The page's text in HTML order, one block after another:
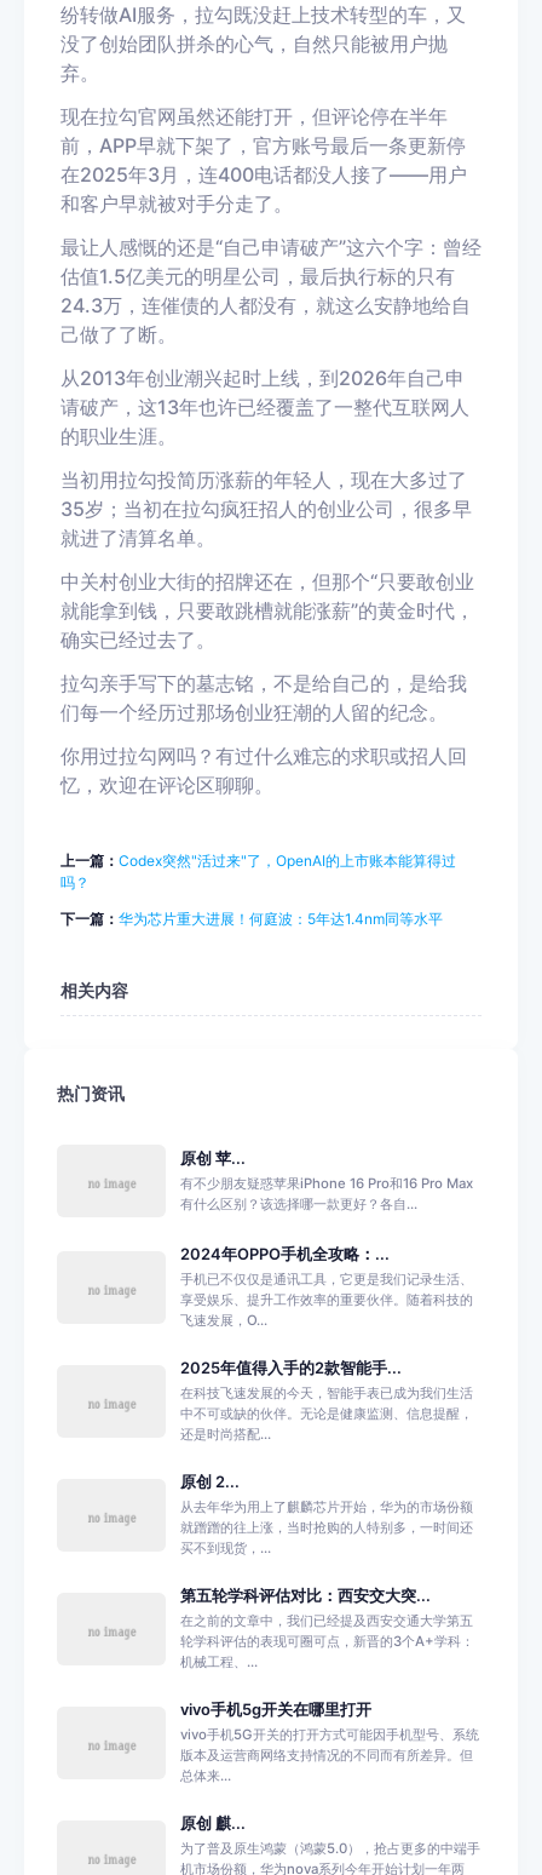
纷转做AI服务，拉勾既没赶上技术转型的车，又
没了创始团队拼杀的心气，自然只能被用户抛
弃。
现在拉勾官网虽然还能打开，但评论停在半年
前，APP早就下架了，官方账号最后一条更新停
在2025年3月，连400电话都没人接了——用户
和客户早就被对手分走了。
最让人感慨的还是“自己申请破产”这六个字：曾经
估值1.5亿美元的明星公司，最后执行标的只有
24.3万，连催债的人都没有，就这么安静地给自
己做了了断。
从2013年创业潮兴起时上线，到2026年自己申
请破产，这13年也许已经覆盖了一整代互联网人
的职业生涯。
当初用拉勾投简历涨薪的年轻人，现在大多过了
35岁；当初在拉勾疯狂招人的创业公司，很多早
就进了清算名单。
中关村创业大街的招牌还在，但那个“只要敢创业
就能拿到钱，只要敢跳槽就能涨薪”的黄金时代，
确实已经过去了。
拉勾亲手写下的墓志铭，不是给自己的，是给我
们每一个经历过那场创业狂潮的人留的纪念。
你用过拉勾网吗？有过什么难忘的求职或招人回
忆，欢迎在评论区聊聊。
上一篇： Codex突然"活过来"了，OpenAI的上市账本能算得过
吗？
下一篇： 华为芯片重大进展！何庭波：5年达1.4nm同等水平
相关内容
热门资讯
原创 苹...
有不少朋友疑惑苹果iPhone 16 Pro和16 Pro Max
有什么区别？该选择哪一款更好？各自...
2024年OPPO手机全攻略：...
手机已不仅仅是通讯工具，它更是我们记录生活、
享受娱乐、提升工作效率的重要伙伴。随着科技的
飞速发展，O...
2025年值得入手的2款智能手...
在科技飞速发展的今天，智能手表已成为我们生活
中不可或缺的伙伴。无论是健康监测、信息提醒，
还是时尚搭配...
原创 2...
从去年华为用上了麒麟芯片开始，华为的市场份额
就蹭蹭的往上涨，当时抢购的人特别多，一时间还
买不到现货，...
第五轮学科评估对比：西安交大突...
在之前的文章中，我们已经提及西安交通大学第五
轮学科评估的表现可圈可点，新晋的3个A+学科：
机械工程、...
vivo手机5g开关在哪里打开
vivo手机5G开关的打开方式可能因手机型号、系统
版本及运营商网络支持情况的不同而有所差异。但
总体来...
原创 麒...
为了普及原生鸿蒙（鸿蒙5.0），抢占更多的中端手
机市场份额，华为nova系列今年开始计划一年两